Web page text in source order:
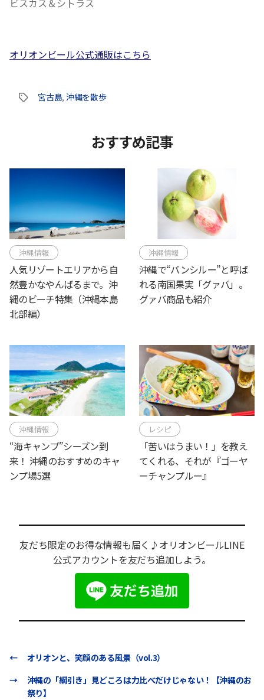
ビスカス＆シトラス
オリオンビール公式通販はこちら
タ
宮古島, 沖縄を散歩
おすすめ記事
沖縄情報
人気リゾートエリアから自
然豊かなやんばるまで。沖
縄のビーチ特集（沖縄本島
北部編）
沖縄情報
沖縄で“バンシルー”と呼ば
れる南国果実「グァバ」。
グァバ商品も紹介
沖縄情報
“海キャンプ”シーズン到
来！ 沖縄のおすすめのキャ
ンプ場5選
レシピ
「苦いはうまい！」を教え
てくれる、それが『ゴーヤ
ーチャンプルー』
友だち限定のお得な情報も届く♪オリオンビールLINE
公式アカウントを友だち追加しよう。
←
オリオンと、笑顔のある風景（vol.3）
→
沖縄の「綱引き」見どころは力比べだけじゃない！【沖縄のお
祭り】